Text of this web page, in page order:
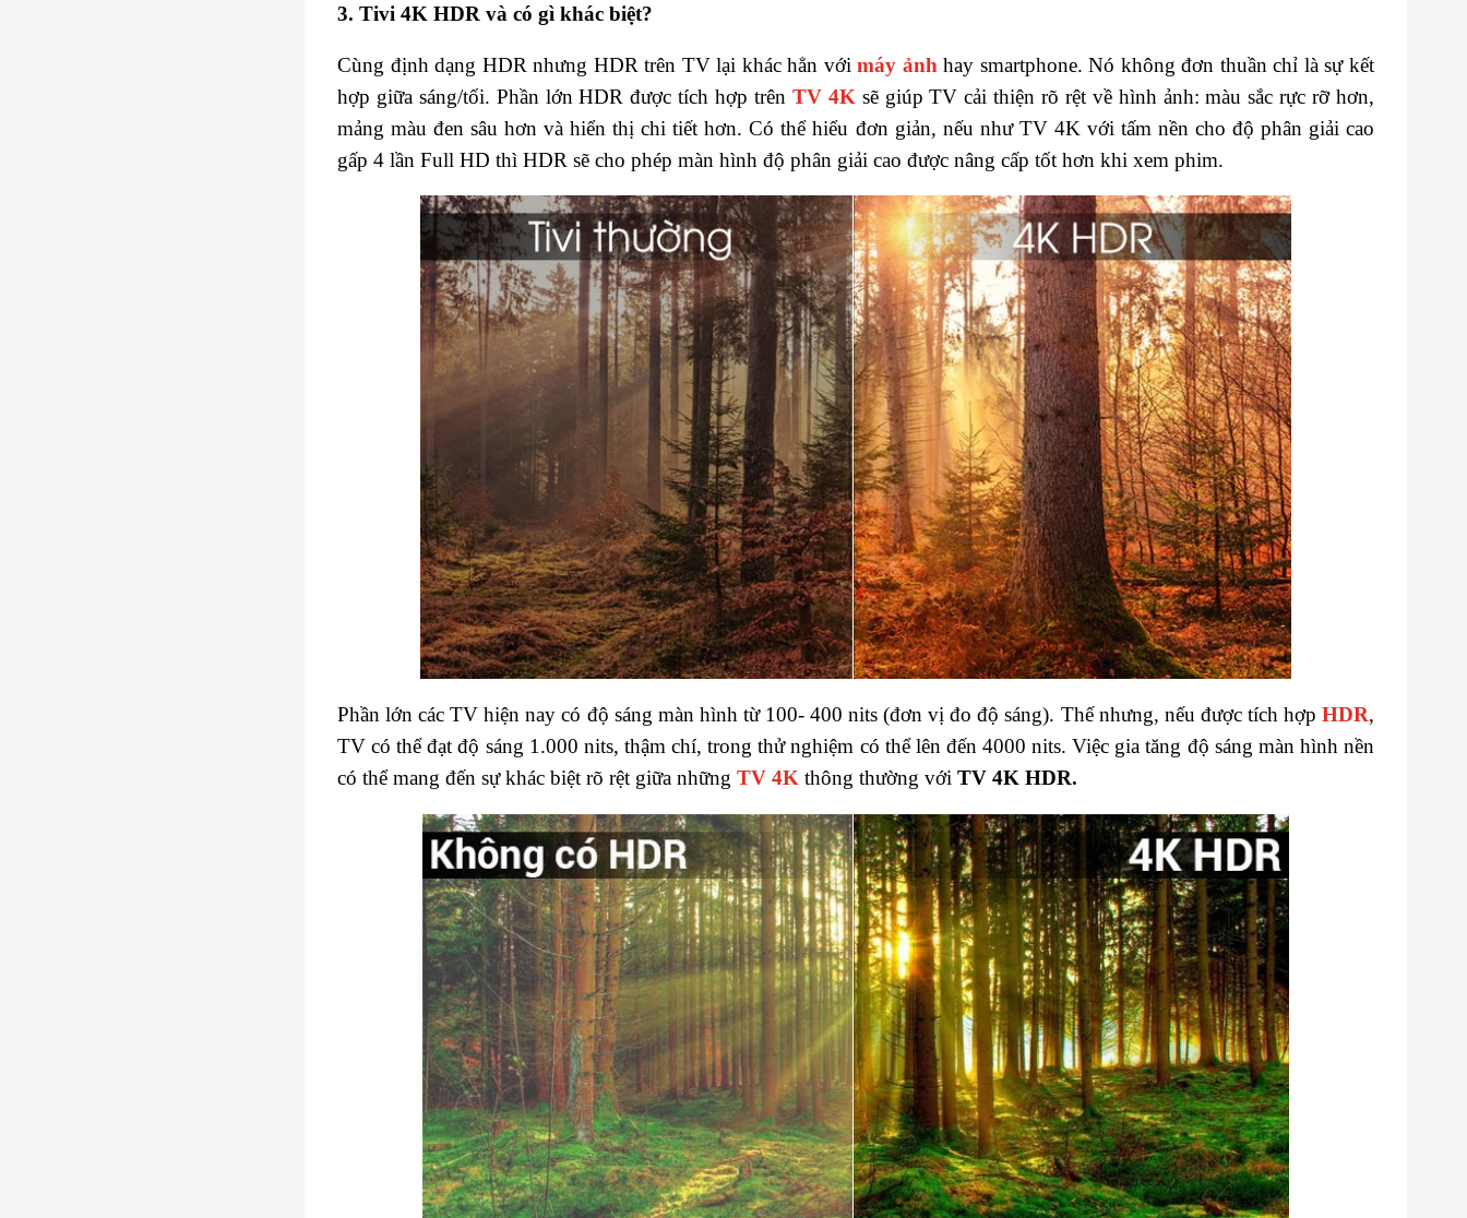
3. Tivi 4K HDR và có gì khác biệt?
Cùng định dạng HDR nhưng HDR trên TV lại khác hẳn vớimáy ảnh hay smartphone. Nó không đơn thuần chỉ là sự kết
hợp giữa sáng/tối. Phần lớn HDR được tích hợp trên TV 4K sẽ giúp TV cải thiện rõ rệt về hình ảnh: màu sắc rực rỡ hơn,
mảng màu đen sâu hơn và hiển thị chi tiết hơn. Có thể hiểu đơn giản, nếu như TV 4K với tấm nền cho độ phân giải cao
gấp 4 lần Full HD thì HDR sẽ cho phép màn hình độ phân giải cao được nâng cấp tốt hơn khi xem phim.
Phần lớn các TV hiện nay có độ sáng màn hình từ 100- 400 nits (đơn vị đo độ sáng). Thế nhưng, nếu được tích hợp HDR,
TV có thể đạt độ sáng 1.000 nits, thậm chí, trong thử nghiệm có thể lên đến 4000 nits. Việc gia tăng độ sáng màn hình nền
có thể mang đến sự khác biệt rõ rệt giữa những TV 4K thông thường với TV 4K HDR.